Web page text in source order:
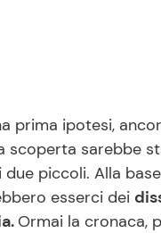
prima ipotesi,
scoperta sarebbe
piccoli. Alla
esserci dei
Ormai la cronaca,